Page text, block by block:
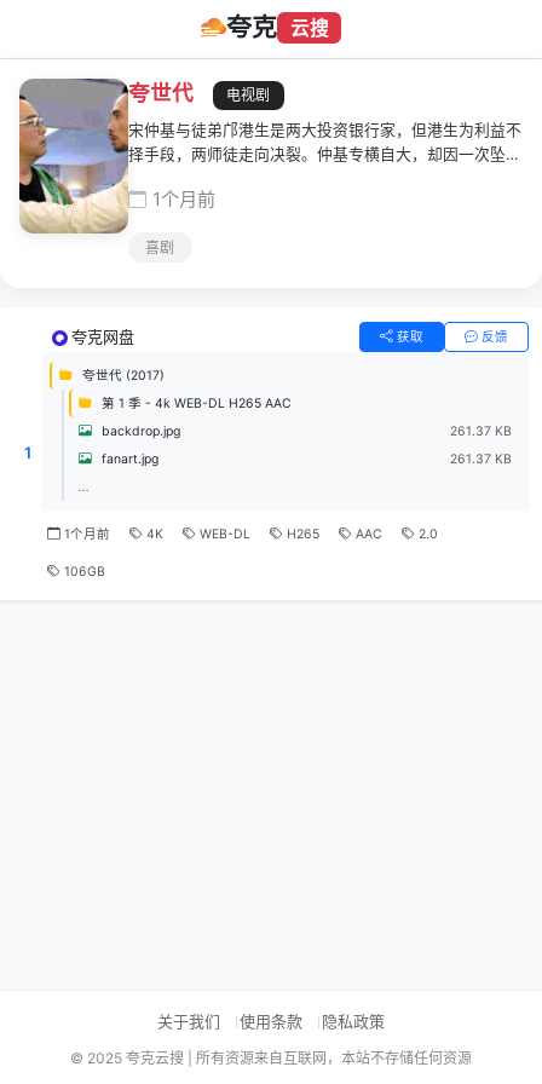
夸克 云搜
夸世代
电视剧
宋仲基与徒弟邝港生是两大投资银行家，但港生为利益不
择手段，两师徒走向决裂。仲基专横自大，却因一次坠机
怀疑妻子凌洁茹跟港生出轨。迷惘之际，仲基巧遇刘行，
昔日光景，审时度势，决与银行界名门尚家有血海深仇的
1个月前
喜剧
1
夸克网盘 获取 反馈
夸世代 (2017)
第 1 季 - 4k WEB-DL H265 AAC
backdrop.jpg
261.37 KB
fanart.jpg
261.37 KB
...
1个月前 4K WEB-DL H265 AAC 2.0
106GB
关于我们 使用条款 隐私政策
© 2025 夸克云搜 | 所有资源来自互联网，本站不存储任何资源